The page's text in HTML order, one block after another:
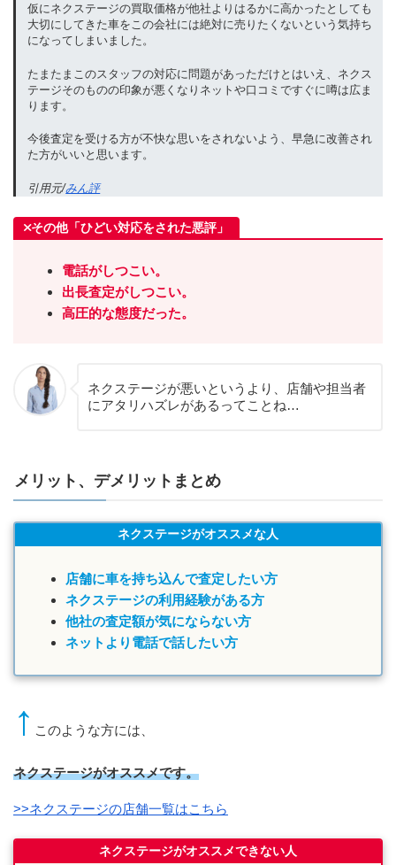
仮にネクステージの買取価格が他社よりはるかに高かったとしても
大切にしてきた車をこの会社には絶対に売りたくないという気持ち
になってしまいました。
たまたまこのスタッフの対応に問題があっただけとはいえ、ネクス
テージそのものの印象が悪くなりネットや口コミですぐに噂は広ま
ります。
今後査定を受ける方が不快な思いをされないよう、早急に改善され
た方がいいと思います。
引用元/みん評
その他「ひどい対応をされた悪評」
電話がしつこい。
出長査定がしつこい。
高圧的な態度だった。
ネクステージが悪いというより、店舗や担当者
にアタリハズレがあるってことね…
メリット、デメリットまとめ
ネクステージがオススメな人
店舗に車を持ち込んで査定したい方
ネクステージの利用経験がある方
他社の査定額が気にならない方
ネットより電話で話したい方
↑ このような方には、
ネクステージがオススメです。
>>ネクステージの店舗一覧はこちら
ネクステージがオススメできない人